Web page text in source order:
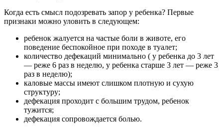
Когда есть смысл подозревать запор у ребенка? Первые
признаки можно уловить в следующем:
ребенок жалуется на частые боли в животе, его
поведение беспокойное при походе в туалет;
количество дефекаций минимально ( у ребенка до 3 лет
— реже 6 раз в неделю, у ребенка старше 3 лет — реже 3
раз в неделю);
каловые массы имеют слишком плотную и сухую
структуру;
дефекация проходит с большим трудом, ребенок
тужится;
дефекация сопровождается болью.